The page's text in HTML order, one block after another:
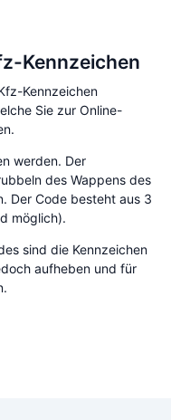
Kennzeichen
Kennzeichen
Sie zur Online-
werden. Der
des Wappens des
Der Code besteht aus 3
möglich).
sind die Kennzeichen
aufheben und für